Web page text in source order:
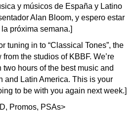
y músicos de España y Latino
Alan Bloom, y espero estar
próxima semana.]
tuning in to “Classical Tones”, the
the studios of KBBF. We’re
two hours of the best music and
and Latin America. This is your
to be with you again next week.]
Promos, PSAs>